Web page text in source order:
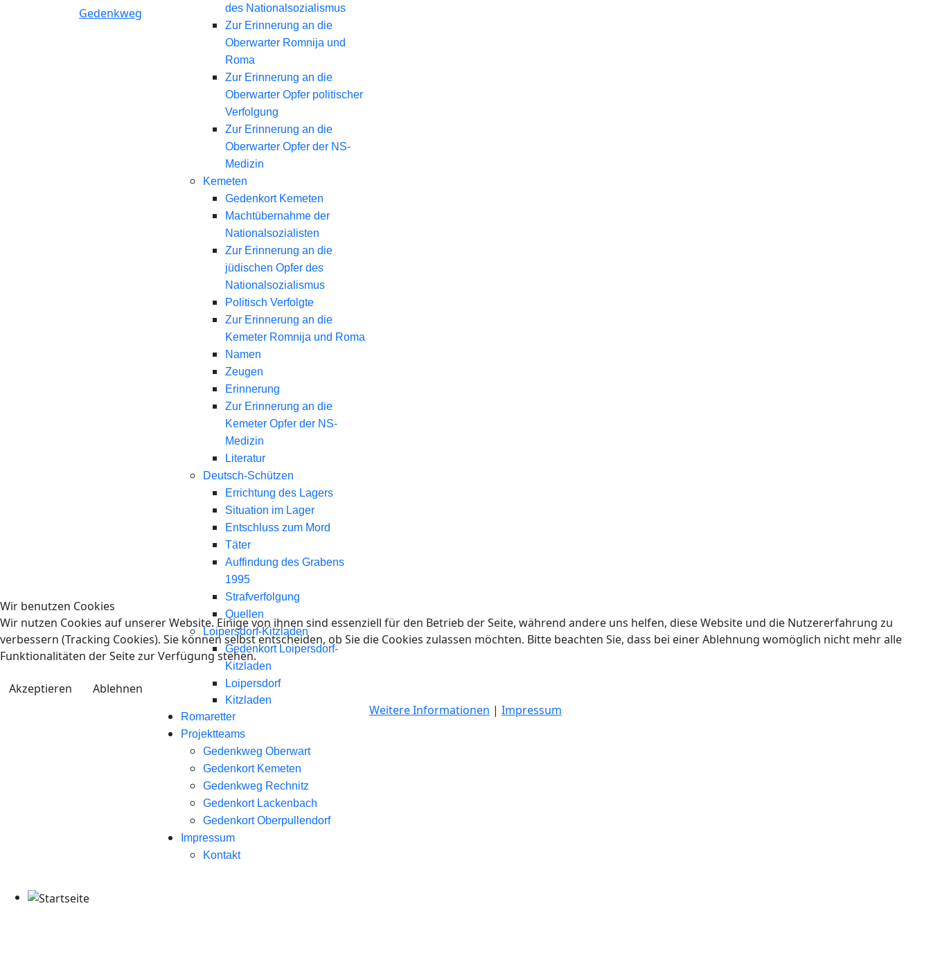
Gedenkweg
des Nationalsozialismus
Zur Erinnerung an die
Oberwarter Romnija und
Roma
Zur Erinnerung an die
Oberwarter Opfer politischer
Verfolgung
Zur Erinnerung an die
Oberwarter Opfer der NS-
Medizin
Kemeten
Gedenkort Kemeten
Machtübernahme der
Nationalsozialisten
Zur Erinnerung an die
jüdischen Opfer des
Nationalsozialismus
Politisch Verfolgte
Zur Erinnerung an die
Kemeter Romnija und Roma
Namen
Zeugen
Erinnerung
Zur Erinnerung an die
Kemeter Opfer der NS-
Medizin
Literatur
Deutsch-Schützen
Errichtung des Lagers
Situation im Lager
Entschluss zum Mord
Täter
Auffindung des Grabens
1995
Strafverfolgung
Quellen
Loipersdorf-Kitzladen
Gedenkort Loipersdorf-
Kitzladen
Loipersdorf
Kitzladen
Romaretter
Projektteams
Gedenkweg Oberwart
Gedenkort Kemeten
Gedenkweg Rechnitz
Gedenkort Lackenbach
Gedenkort Oberpullendorf
Impressum
Kontakt
Wir benutzen Cookies
Wir nutzen Cookies auf unserer Website. Einige von ihnen sind essenziell für den Betrieb der Seite, während andere uns helfen, diese Website und die Nutzererfahrung zu
verbessern (Tracking Cookies). Sie können selbst entscheiden, ob Sie die Cookies zulassen möchten. Bitte beachten Sie, dass bei einer Ablehnung womöglich nicht mehr alle
Funktionalitäten der Seite zur Verfügung stehen.
Akzeptieren
Ablehnen
Weitere Informationen | Impressum